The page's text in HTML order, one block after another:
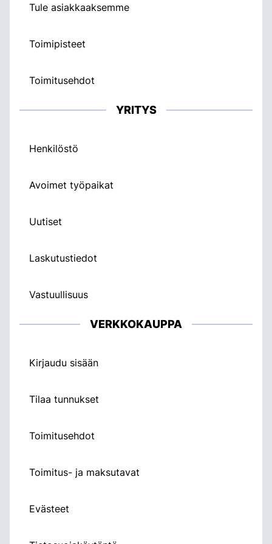
Tule asiakkaaksemme
Toimipisteet
Toimitusehdot
YRITYS
Henkilöstö
Avoimet työpaikat
Uutiset
Laskutustiedot
Vastuullisuus
VERKKOKAUPPA
Kirjaudu sisään
Tilaa tunnukset
Toimitusehdot
Toimitus- ja maksutavat
Evästeet